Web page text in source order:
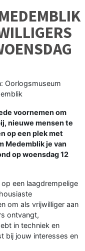
Oorlogsmuseum
voornemen om
nieuwe mensen te
op een plek met
Medemblik je van
op woensdag 12
een laagdrempelige
om als vrijwilliger aan
ontvangt,
in techniek en
bij jouw interesses en